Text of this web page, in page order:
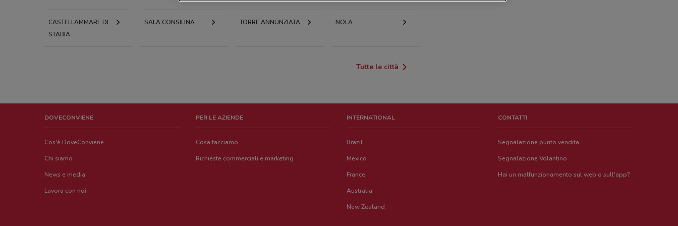
CASTELLAMMARE DI
STABIA
SALA CONSILINA TORRE ANNUNZIATA NOLA
Tutte le città
DOVECONVIENE
Cos'è DoveConviene
Chi siamo
News e media
Lavora con noi
PER LE AZIENDE
Cosa facciamo
Richieste commerciali e marketing
INTERNATIONAL
Brazil
Mexico
France
Australia
New Zealand
CONTATTI
Segnalazione punto vendita
Segnalazione Volantino
Hai un malfunzionamento sul web o sull'app?